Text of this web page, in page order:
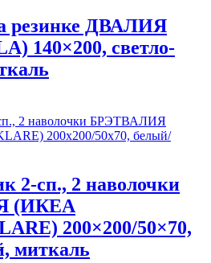
резинке ДВАЛИЯ
140×200, светло-
2-сп., 2 наволочки
(ИКЕА
200×200/50×70,
миткаль